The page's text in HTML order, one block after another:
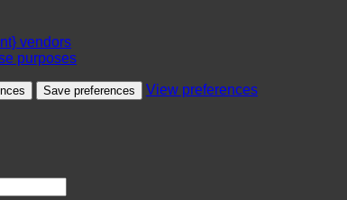
vendors
purposes
Save preferences View preferences